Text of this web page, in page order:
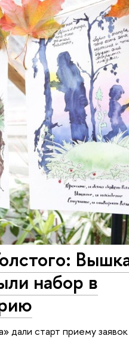
набор в
старт приему заявок